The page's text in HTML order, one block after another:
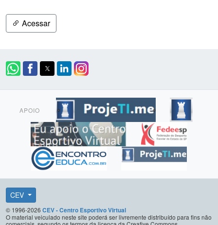
Acessar
APOIO
CEV
© 1996-2026 CEV - Centro Esportivo Virtual
O material veiculado neste site poderá ser livremente distribuído para fins não